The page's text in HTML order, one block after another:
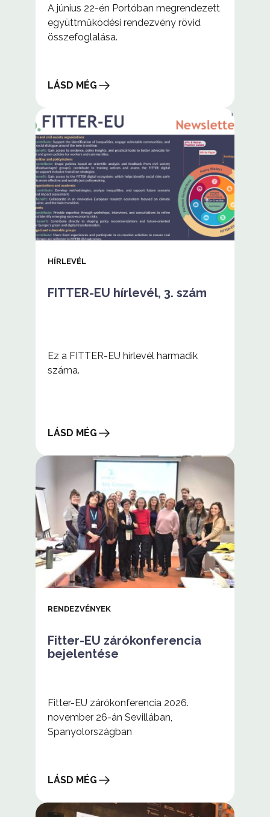
A június 22-én Portóban megrendezett
együttműködési rendezvény rövid
összefoglalása.
LÁSD MÉG
Portóban
HÍRLEVÉL
FITTER-EU hírlevél, 3. szám
Ez a FITTER-EU hírlevél harmadik
száma.
LÁSD MÉG
hírlevél,
szám
RENDEZVÉNYEK
Fitter-EU zárókonferencia
bejelentése
Fitter-EU zárókonferencia 2026.
november 26-án Sevillában,
Spanyolországban
LÁSD MÉG
EU